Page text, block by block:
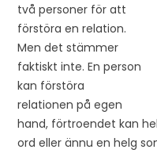
två personer för att
förstöra en relation.
Men det stämmer
faktiskt inte. En person
kan förstöra
relationen på egen
hand, förtroendet kan
ord eller ännu en helg